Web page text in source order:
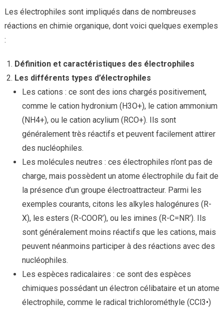
Les électrophiles sont impliqués dans de nombreuses
réactions en chimie organique, dont voici quelques exemples
:
Définition et caractéristiques des électrophiles
Les différents types d’électrophiles
Les cations : ce sont des ions chargés positivement,
comme le cation hydronium (H3O+), le cation ammonium
(NH4+), ou le cation acylium (RCO+). Ils sont
généralement très réactifs et peuvent facilement attirer
des nucléophiles.
Les molécules neutres : ces électrophiles n’ont pas de
charge, mais possèdent un atome électrophile du fait de
la présence d’un groupe électroattracteur. Parmi les
exemples courants, citons les alkyles halogénures (R-
X), les esters (R-COOR’), ou les imines (R-C=NR’). Ils
sont généralement moins réactifs que les cations, mais
peuvent néanmoins participer à des réactions avec des
nucléophiles.
Les espèces radicalaires : ce sont des espèces
chimiques possédant un électron célibataire et un atome
électrophile, comme le radical trichlorométhyle (CCl3•)